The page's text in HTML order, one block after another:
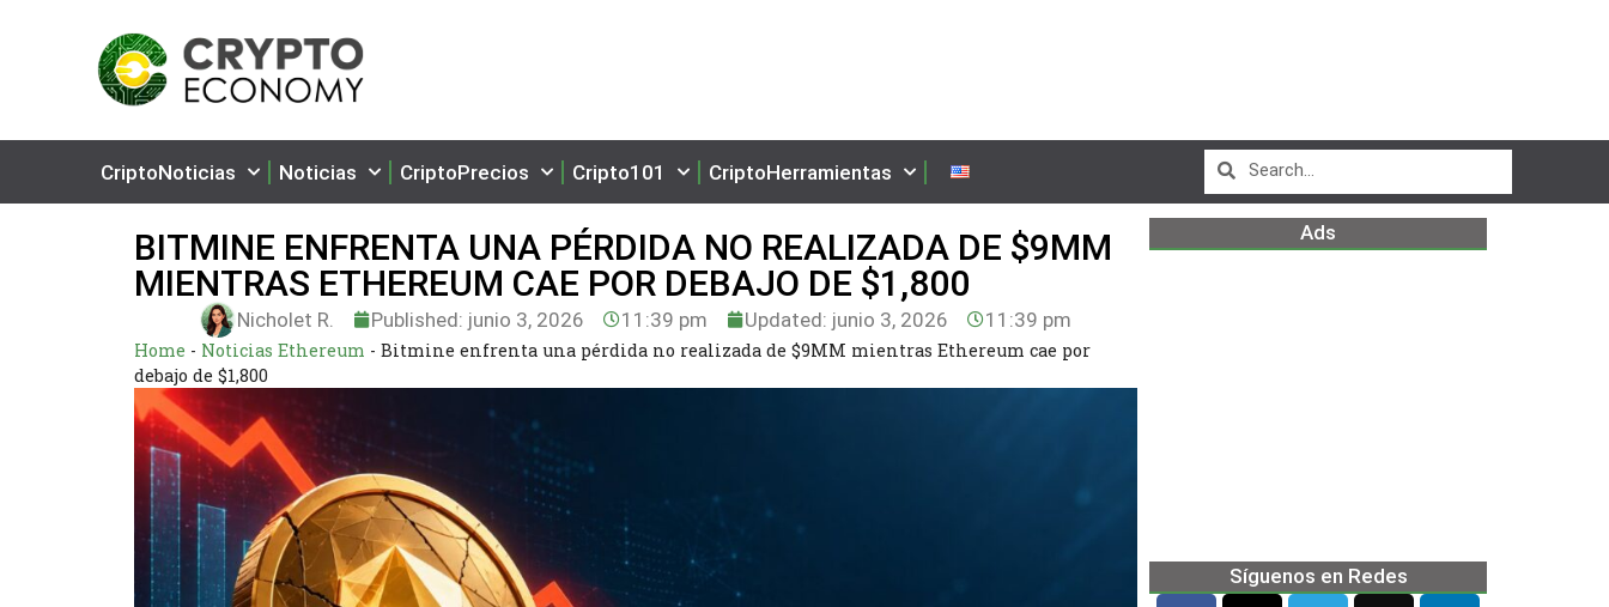
CriptoNoticias Noticias CriptoPrecios Cripto101 CriptoHerramientas
BITMINE ENFRENTA UNA PÉRDIDA NO REALIZADA DE $9MM
MIENTRAS ETHEREUM CAE POR DEBAJO DE $1,800
Nicholet R. Published: junio 3, 2026 11:39 pm Updated: junio 3, 2026 11:39 pm
Home - Noticias Ethereum - Bitmine enfrenta una pérdida no realizada de $9MM mientras Ethereum cae por
debajo de $1,800
Ads
Síguenos en Redes